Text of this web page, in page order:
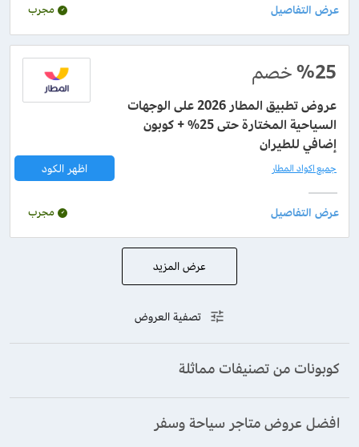
مجرب
%25خصم
عروض تطبيق المطار 2026 على الوجهات
السياحية المختارة حتى 25% + كوبون
إضافي للطيران
اظهر الكود جميع اكواد المطار
مجرب
عرض المزيد
تصفية العروض
كوبونات من تصنيفات مماثلة
افضل عروض متاجر سياحة وسفر